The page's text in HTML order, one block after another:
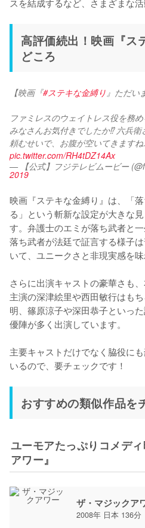
高評価続出！映画『ス
どころ
【映画『#ステキな金縛り 』ただい
ファミレスのウェイトレス役を務
みなさんお気付きでしたか⁉️ 六兵
pic.twitter.com/RH4tDZ14Ax
— 【公式】フジテレビムービー
2019
映画『ステキな金縛り』は、「
る」という斬新な設定が大きな
す。弁護士のエミが落ち武者と一
落ち武者が法廷で証言する様子
いて、ユニークさと非現実感を味
さらに出演キャストの豪華さも
主演の深津絵里や西田敏行はも
明、篠原涼子や深田恭子といっ
優陣が多く出演しています。
主要キャストだけでなく脇役に
いるので、要チェックです！
おすすめの類似作品を
ユーモアたっぷりコメデ
アワー』
ザ・マジックア
2008年 日本 136分